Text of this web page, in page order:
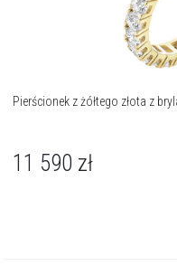
Pierścionek z żółtego złota z
11 590 zł